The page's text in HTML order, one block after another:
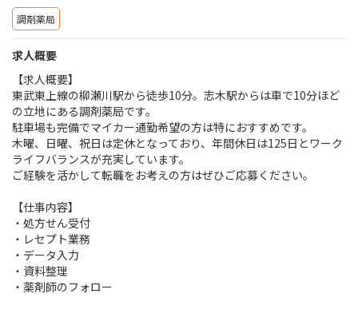
調剤薬局
求人概要
【求人概要】
東武東上線の柳瀬川駅から徒歩10分。志木駅からは車で10分ほど
の立地にある調剤薬局です。
駐車場も完備でマイカー通勤希望の方は特におすすめです。
木曜、日曜、祝日は定休となっており、年間休日は125日とワーク
ライフバランスが充実しています。
ご経験を活かして転職をお考えの方はぜひご応募ください。
【仕事内容】
・処方せん受付
・レセプト業務
・データ入力
・資料整理
・薬剤師のフォロー